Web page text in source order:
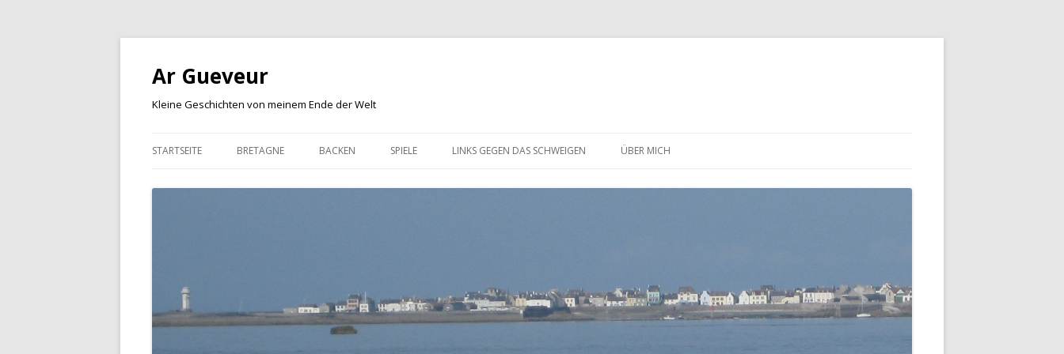
Ar Gueveur
Kleine Geschichten von meinem Ende der Welt
zum
STARTSEITE BRETAGNE BACKEN SPIELE LINKS GEGEN DAS SCHWEIGEN ÜBER MICH